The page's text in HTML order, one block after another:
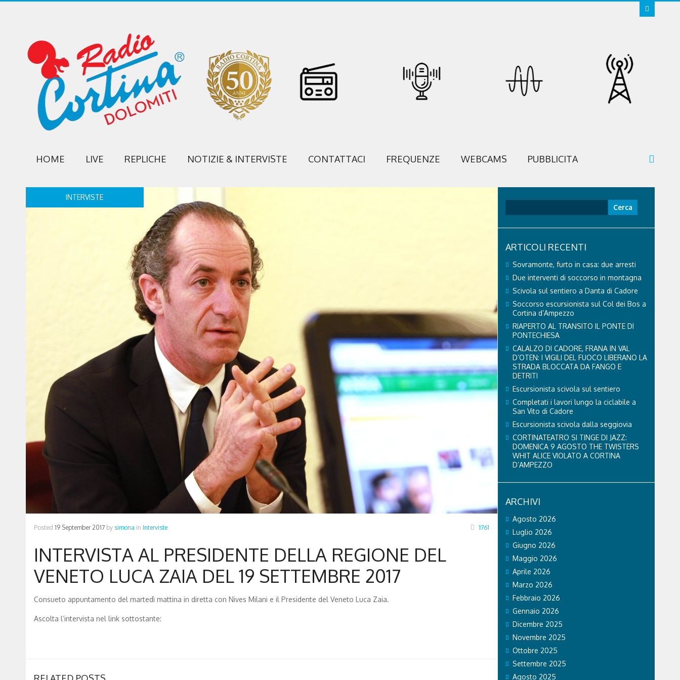
HOME LIVE REPLICHE NOTIZIE & INTERVISTE CONTATTACI FREQUENZE WEBCAMS PUBBLICITA
INTERVISTE
Posted 19 September 2017 by simona in Interviste 1761
INTERVISTA AL PRESIDENTE DELLA REGIONE DEL
VENETO LUCA ZAIA DEL 19 SETTEMBRE 2017
Consueto appuntamento del martedì mattina in diretta con Nives Milani e il Presidente del Veneto Luca Zaia.
Ascolta l’intervista nel link sottostante:
ARTICOLI RECENTI
Sovramonte, furto in casa: due arresti
Due interventi di soccorso in montagna
Scivola sul sentiero a Danta di Cadore
Soccorso escursionista sul Col dei Bos a
Cortina d’Ampezzo
RIAPERTO AL TRANSITO IL PONTE DI
PONTECHIESA
CALALZO DI CADORE, FRANA IN VAL
D’OTEN: I VIGILI DEL FUOCO LIBERANO LA
STRADA BLOCCATA DA FANGO E
DETRITI
Escursionista scivola sul sentiero
Completati i lavori lungo la ciclabile a
San Vito di Cadore
Escursionista scivola dalla seggiovia
CORTINATEATRO SI TINGE DI JAZZ:
DOMENICA 9 AGOSTO THE TWISTERS
WHIT ALICE VIOLATO A CORTINA
D’AMPEZZO
ARCHIVI
Agosto 2026
Luglio 2026
Giugno 2026
Maggio 2026
Aprile 2026
Marzo 2026
Febbraio 2026
Gennaio 2026
Dicembre 2025
Novembre 2025
Ottobre 2025
Settembre 2025
Agosto 2025